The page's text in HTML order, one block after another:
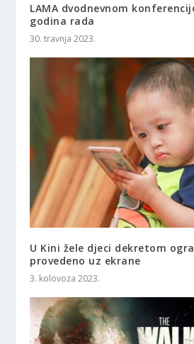
LAMA dvodnevnom
godina rada
30. travnja 2023.
U Kini žele djeci dekretom
provedeno uz ekrane
3. kolovoza 2023.